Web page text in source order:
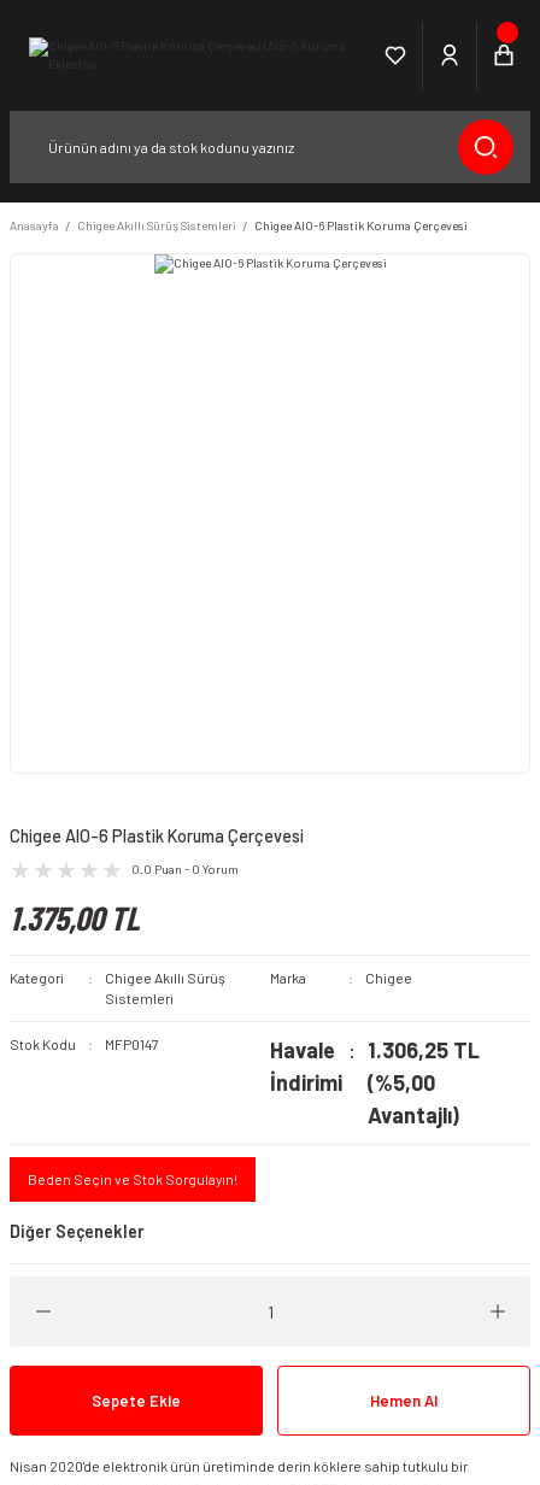
Anasayfa Chigee Akıllı Sürüş Sistemleri Chigee AIO-6 Plastik Koruma Çerçevesi
Chigee AIO-6 Plastik Koruma Çerçevesi
0.0 Puan - 0 Yorum
1.375,00 TL
Kategori
Chigee Akıllı Sürüş
Sistemleri
Marka Chigee
Stok Kodu MFP0147
Havale
İndirimi
1.306,25 TL
(%5,00
Avantajlı)
Beden Seçin ve Stok Sorgulayın!
Diğer Seçenekler
Sepete Ekle Hemen Al
Nisan 2020'de elektronik ürün üretiminde derin köklere sahip tutkulu bir